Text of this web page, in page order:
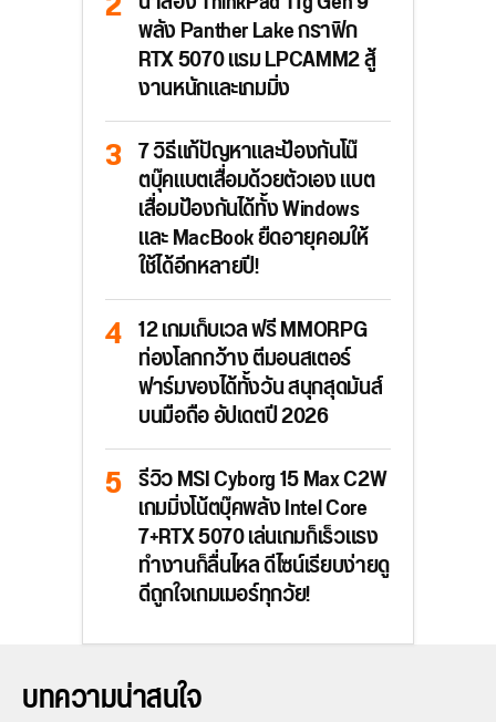
พลัง Panther Lake กราฟิก
RTX 5070 แรม LPCAMM2 สู้
งานหนักและเกมมิ่ง
7 วิธีแก้ปัญหาและป้องกันโน๊
ตบุ๊คแบตเสื่อมด้วยตัวเอง แบต
เสื่อมป้องกันได้ทั้ง Windows
และ MacBook ยืดอายุคอมให้
ใช้ได้อีกหลายปี!
12 เกมเก็บเวล ฟรี MMORPG
ท่องโลกกว้าง ตีมอนสเตอร์
ฟาร์มของได้ทั้งวัน สนุกสุดมันส์
บนมือถือ อัปเดตปี 2026
รีวิว MSI Cyborg 15 Max C2W
เกมมิ่งโน้ตบุ๊คพลัง Intel Core
7+RTX 5070 เล่นเกมก็เร็วแรง
ทำงานก็ลื่นไหล ดีไซน์เรียบง่ายดู
ดีถูกใจเกมเมอร์ทุกวัย!
บทความน่าสนใจ